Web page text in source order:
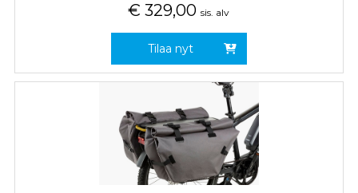
€ 329,00 sis. alv
Tilaa nyt